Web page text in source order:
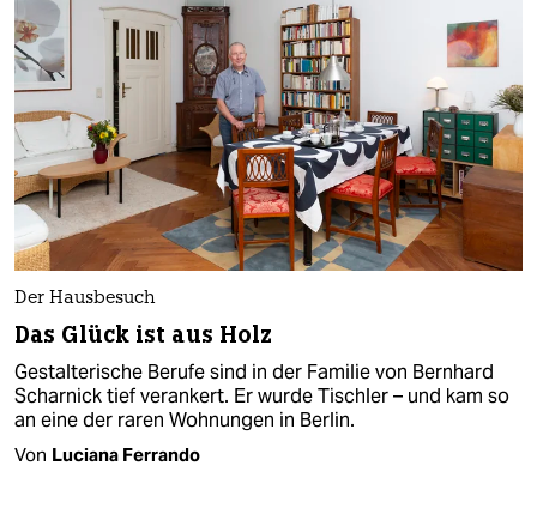
Der Hausbesuch
Das Glück ist aus Holz
Gestalterische Berufe sind in der Familie von Bernhard
Scharnick tief verankert. Er wurde Tischler – und kam so
an eine der raren Wohnungen in Berlin.
Von Luciana Ferrando